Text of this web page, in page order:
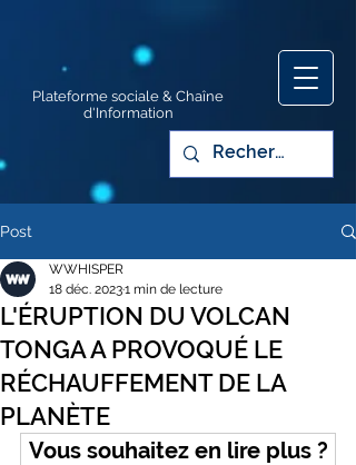
Plateforme sociale & Chaîne
d'Information
Post
L'ÉRUPTION DU VOLCAN
TONGA A PROVOQUÉ LE
RÉCHAUFFEMENT DE LA
PLANÈTE
WWHISPER
18 déc. 20231 min de lecture
Vous souhaitez en lire plus ?